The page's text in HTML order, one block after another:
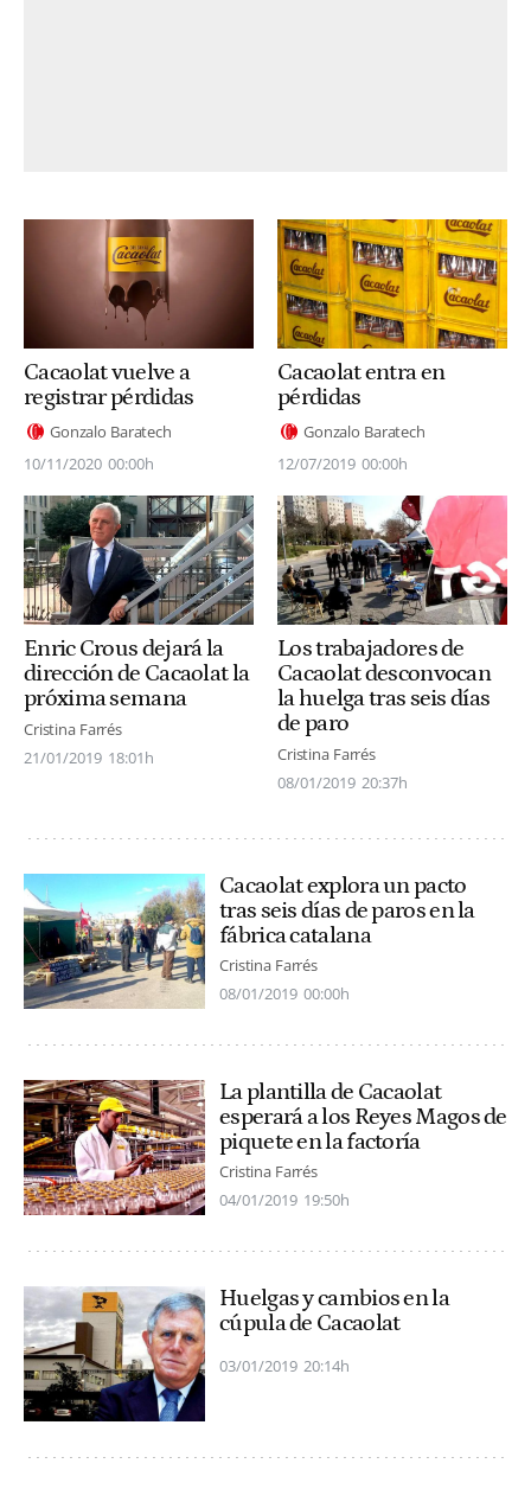
Cacaolat vuelve a
registrar pérdidas
Gonzalo Baratech
10/11/2020 00:00h
Cacaolat entra en
pérdidas
Gonzalo Baratech
12/07/2019 00:00h
Enric Crous dejará la
dirección de Cacaolat la
próxima semana
Cristina Farrés
21/01/2019 18:01h
Los trabajadores de
Cacaolat desconvocan
la huelga tras seis días
de paro
Cristina Farrés
08/01/2019 20:37h
Cacaolat explora un pacto
tras seis días de paros en la
fábrica catalana
Cristina Farrés
08/01/2019 00:00h
La plantilla de Cacaolat
esperará a los Reyes Magos de
piquete en la factoría
Cristina Farrés
04/01/2019 19:50h
Huelgas y cambios en la
cúpula de Cacaolat
03/01/2019 20:14h